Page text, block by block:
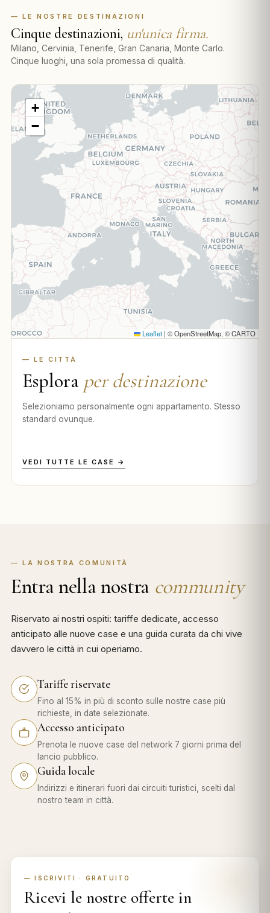
— LE NOSTRE DESTINAZIONI
Cinque destinazioni, un'unica firma.
Milano, Cervinia, Tenerife, Gran Canaria, Monte Carlo.
Cinque luoghi, una sola promessa di qualità.
+
−
Leaflet | © OpenStreetMap, © CARTO
— LE CITTÀ
Esplora per destinazione
Selezioniamo personalmente ogni appartamento. Stesso
standard ovunque.
VEDI TUTTE LE CASE →
— LA NOSTRA COMUNITÀ
Entra nella nostra community
Riservato ai nostri ospiti: tariffe dedicate, accesso
anticipato alle nuove case e una guida curata da chi vive
davvero le città in cui operiamo.
Tariffe riservate
Fino al 15% in più di sconto sulle nostre case più
richieste, in date selezionate.
Accesso anticipato
Prenota le nuove case del network 7 giorni prima del
lancio pubblico.
Guida locale
Indirizzi e itinerari fuori dai circuiti turistici, scelti dal
nostro team in città.
— ISCRIVITI · GRATUITO
Ricevi le nostre offerte in